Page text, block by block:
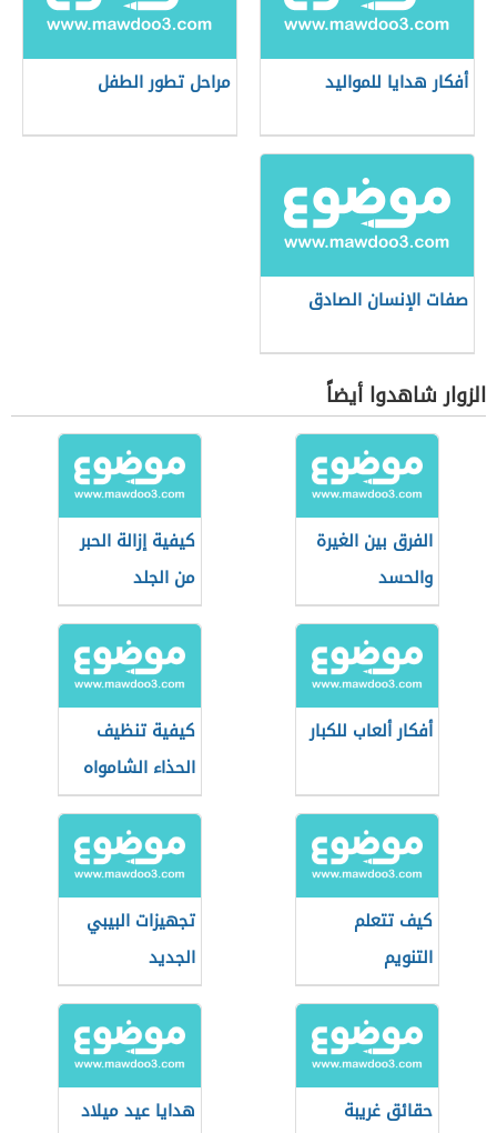
أفكار هدايا للمواليد مراحل تطور الطفل
صفات الإنسان الصادق
الزوار شاهدوا أيضاً
الفرق بين الغيرة
والحسد
كيفية إزالة الحبر
من الجلد
أفكار ألعاب للكبار
كيفية تنظيف
الحذاء الشامواه
كيف تتعلم
التنويم
المغناطيسي
تجهيزات البيبي
الجديد
حقائق غريبة
هدايا عيد ميلاد